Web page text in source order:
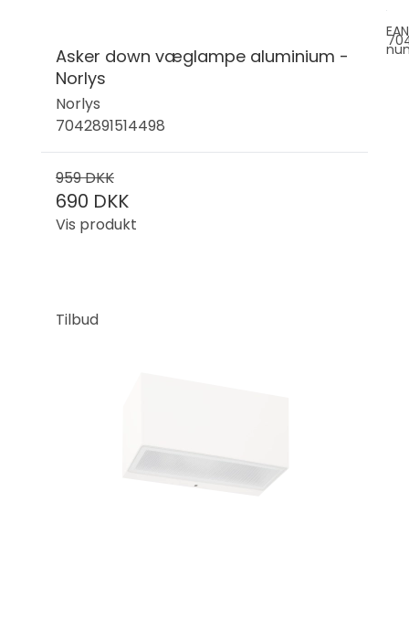
Asker down væglampe aluminium -
Norlys
Norlys
7042891514498
959 DKK
690 DKK
Vis produkt
Tilbud